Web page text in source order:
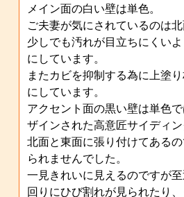
メイン面の白い壁は単色。
ご夫妻が気にされているのは北
少しでも汚れが目立ちにくい
にしています。
またカビを抑制する為に上塗
にしています。
アクセント面の黒い壁は単色
ザインされた高意匠サイディン
北面と東面に張り付けてある
られませんでした。
一見きれいに見えるのですが
回りにひび割れが見られたり